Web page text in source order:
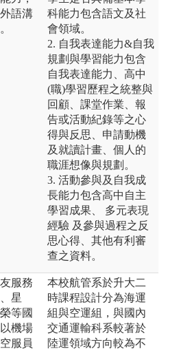
語溝
科能力包含語文及社
會領域。
2. 自我表達能力&自我
規劃與學習能力包含
自我表達能力、高中
(職)學習歷程之統整與
回顧、課堂作業、報
告或活動紀錄等之心
得與反思、申請動機
及就讀計畫、個人的
職涯想像與規劃。
3. 活動參與及自我成
長能力包含高中自主
學習成果、 多元表現
經驗 及參與過程之反
思心得、其他有利審
查之資料。
服務
星
等國
機場
服員
本校航管系於升大二
時課程設計分為海運
組與空運組，與國內
交通運輸科系較著於
陸運領域方向較為不